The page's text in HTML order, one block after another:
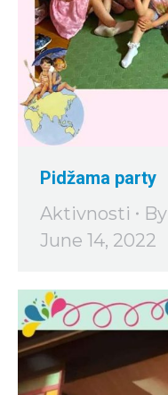
Pidžama party
Aktivnosti
By
June 14, 2022